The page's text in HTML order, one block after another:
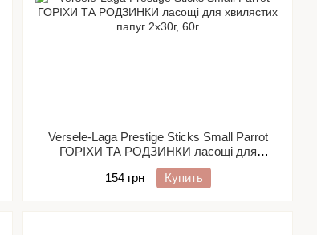
Versele-Laga Prestige Sticks Small Parrot
ГОРІХИ ТА РОДЗИНКИ ласощі для
хвилястих папуг 2х30г
154 грн
Купить